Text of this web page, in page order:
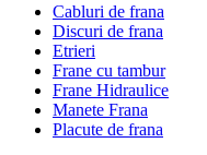
Cabluri de frana
Discuri de frana
Etrieri
Frane cu tambur
Frane Hidraulice
Manete Frana
Placute de frana